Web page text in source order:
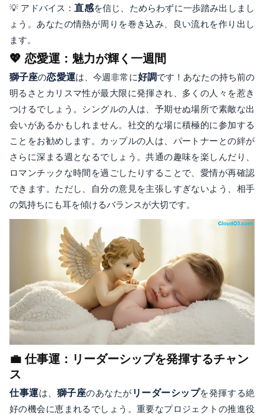
💡 アドバイス：直感を信じ、ためらわずに一歩踏み出しまし
ょう。あなたの情熱が周りを巻き込み、良い流れを作り出し
ます。
💖 恋愛運：魅力が輝く一週間
獅子座の恋愛運は、今週非常に好調です！あなたの持ち前の
明るさとカリスマ性が最大限に発揮され、多くの人々を惹き
つけるでしょう。シングルの人は、予期せぬ場所で素敵な出
会いがあるかもしれません。社交的な場に積極的に参加する
ことをお勧めします。カップルの人は、パートナーとの絆が
さらに深まる週となるでしょう。共通の趣味を楽しんだり、
ロマンチックな時間を過ごしたりすることで、愛情が再確認
できます。ただし、自分の意見を主張しすぎないよう、相手
の気持ちにも耳を傾けるバランスが大切です。
💼 仕事運：リーダーシップを発揮するチャン
ス
仕事運は、 獅子座のあなたが リーダーシップを発揮する絶
好の機会に恵まれるでしょう。重要なプロジェクトの推進役